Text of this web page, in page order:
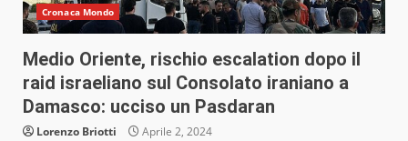
Cronaca Mondo
Medio Oriente, rischio escalation dopo il
raid israeliano sul Consolato iraniano a
Damasco: ucciso un Pasdaran
Lorenzo Briotti Aprile 2, 2024